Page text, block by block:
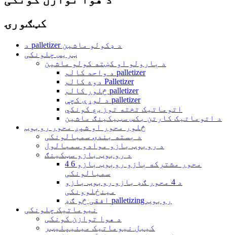
کټګورۍ
د palletizer د ډکولو ماشین
ټریس چلونکی
د بارولو او کښته کولو ماشین
د واحد کالم palletizer
دوه کالم Palletizer
څلور کالم palletizer
د لوړې کچې palletizer
اتوماتیک تخته توزیع کونکي
د اتوماتیک کارتن بکس سټیکینګ ماشین
څلور محور او شپږ محور روبوټ
د بسته بندۍ سمبالونکی
د روبوټ بازو موادو سمبالول
د روبوټ بازو سټکینګ
4 6 محور مشترکه بازو روبوټ بازو
سمبالونکی
د 4 محور ګډ بازو روبوټ بازو
مینځلوونکی
افقی څو ګډ palletizing روبوټ
نیوماتیک چلونکی
د هوا توازن کونکی
کیبل نیوماتیک مینیپلیټر